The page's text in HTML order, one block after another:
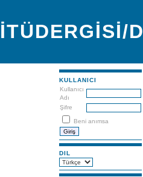
İTÜDERGİSİ/D
KULLANICI
Kullanıcı
Adı
Şifre
Beni anımsa
DIL